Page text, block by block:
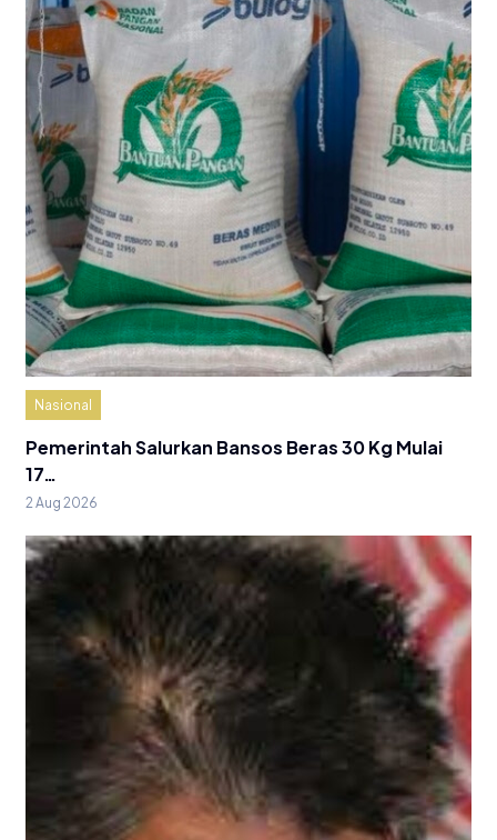
Nasional
Pemerintah Salurkan Bansos Beras 30 Kg Mulai
17…
2 Aug 2026